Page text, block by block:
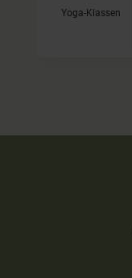
Yoga-Klassen